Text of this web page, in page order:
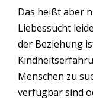
Das heißt aber
Liebessucht
der Beziehung
Menschen zu
verfügbar sind